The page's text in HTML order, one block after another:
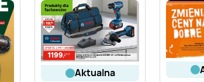
aktualna